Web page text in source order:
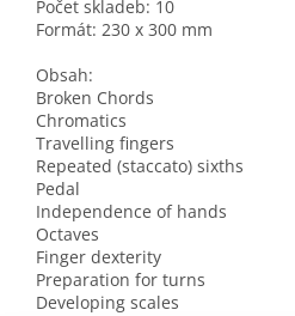
Počet skladeb: 10
Formát: 230 x 300 mm
Obsah:
Broken Chords
Chromatics
Travelling fingers
Repeated (staccato) sixths
Pedal
Independence of hands
Octaves
Finger dexterity
Preparation for turns
Developing scales